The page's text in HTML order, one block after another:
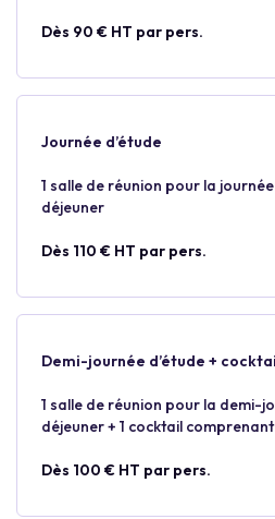
Dès 90 € HT par pers.
Journée d’étude
1 salle de réunion pour la journée
déjeuner
Dès 110 € HT par pers.
Demi-journée d’étude +
1 salle de réunion pour la demi-
déjeuner + 1 cocktail
Dès 100 € HT par pers.